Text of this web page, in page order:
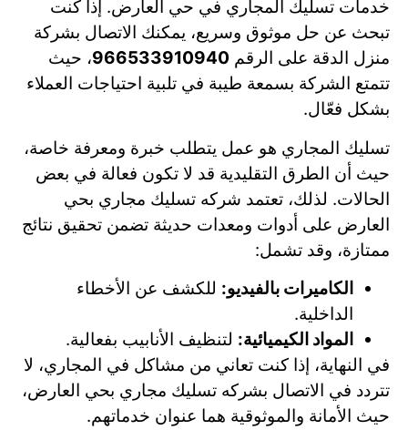
خدمات تسليك المجاري في حي العارض. إذا كنت
تبحث عن حل موثوق وسريع، يمكنك الاتصال بشركة
منزل الدقة على الرقم 966533910940، حيث
تتمتع الشركة بسمعة طيبة في تلبية احتياجات العملاء
بشكل فعّال.
تسليك المجاري هو عمل يتطلب خبرة ومعرفة خاصة،
حيث أن الطرق التقليدية قد لا تكون فعالة في بعض
الحالات. لذلك، تعتمد شركه تسليك مجاري بحي
العارض على أدوات ومعدات حديثة تضمن تحقيق نتائج
ممتازة، وقد تشمل:
الكاميرات بالفيديو: للكشف عن الأخطاء
الداخلية.
المواد الكيميائية: لتنظيف الأنابيب بفعالية.
في النهاية، إذا كنت تعاني من مشاكل في المجاري، لا
تتردد في الاتصال بشركه تسليك مجاري بحي العارض،
حيث الأمانة والموثوقية هما عنوان خدماتهم.